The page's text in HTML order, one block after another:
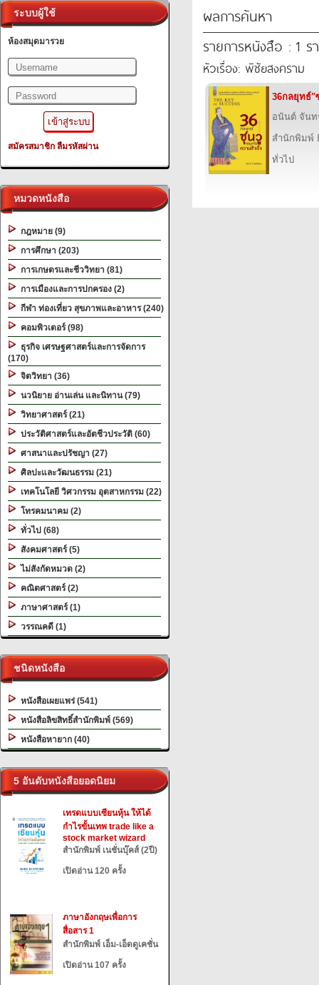
ระบบผู้ใช้
ห้องสมุดมารวย
สมัครสมาชิก ลืมรหัสผ่าน
หมวดหนังสือ
กฎหมาย (9)
การศึกษา (203)
การเกษตรและชีววิทยา (81)
การเมืองและการปกครอง (2)
กีฬา ท่องเที่ยว สุขภาพและอาหาร (240)
คอมพิวเตอร์ (98)
ธุรกิจ เศรษฐศาสตร์และการจัดการ
(170)
จิตวิทยา (36)
นวนิยาย อ่านเล่น และนิทาน (79)
วิทยาศาสตร์ (21)
ประวัติศาสตร์และอัตชีวประวัติ (60)
ศาสนาและปรัชญา (27)
ศิลปะและวัฒนธรรม (21)
เทคโนโลยี วิศวกรรม อุตสาหกรรม (22)
โทรคมนาคม (2)
ทั่วไป (68)
สังคมศาสตร์ (5)
ไม่สังกัดหมวด (2)
คณิตศาสตร์ (2)
ภาษาศาสตร์ (1)
วรรณคดี (1)
ชนิดหนังสือ
หนังสือเผยแพร่ (541)
หนังสือลิขสิทธิ์สำนักพิมพ์ (569)
หนังสือหายาก (40)
5 อันดับหนังสือยอดนิยม
เทรดแบบเซียนหุ้น ให้ได้
กำไรขั้นเทพ trade like a
stock market wizard
สำนักพิมพ์ เนชั่นบุ๊คส์ (2ปี)
เปิดอ่าน 120 ครั้ง
ภาษาอังกฤษเพื่อการ
สื่อสาร 1
สำนักพิมพ์ เอ็ม-เอ็ดดูเคชั่น
เปิดอ่าน 107 ครั้ง
ผลการค้นหา
รายการหนังสือ : 1 ร
หัวเรื่อง: พิชัยสงคราม
36กลยุทธ์"
อนันต์ จันท
สำนักพิมพ์
ทั่วไป